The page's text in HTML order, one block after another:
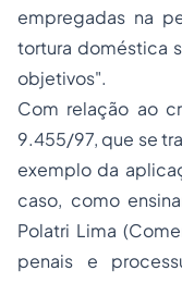
empregadas na
tortura doméstica
objetivos".
Com relação ao
9.455/97, que se
exemplo da
caso, como
Polatri Lima
penais e